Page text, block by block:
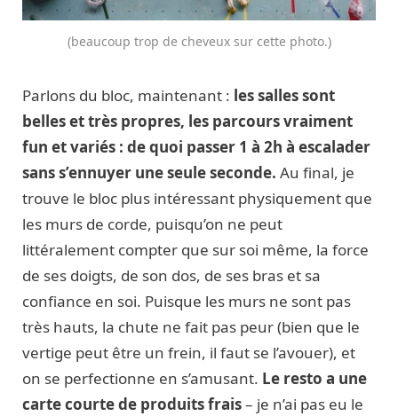
(beaucoup trop de cheveux sur cette photo.)
Parlons du bloc, maintenant : les salles sont
belles et très propres, les parcours vraiment
fun et variés : de quoi passer 1 à 2h à escalader
sans s’ennuyer une seule seconde. Au final, je
trouve le bloc plus intéressant physiquement que
les murs de corde, puisqu’on ne peut
littéralement compter que sur soi même, la force
de ses doigts, de son dos, de ses bras et sa
confiance en soi. Puisque les murs ne sont pas
très hauts, la chute ne fait pas peur (bien que le
vertige peut être un frein, il faut se l’avouer), et
on se perfectionne en s’amusant. Le resto a une
carte courte de produits frais– je n’ai pas eu le